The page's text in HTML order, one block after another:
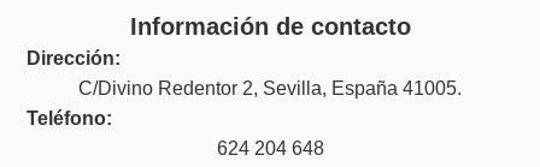
Información de contacto
Dirección:
C/Divino Redentor 2, Sevilla, España 41005.
Teléfono:
624 204 648